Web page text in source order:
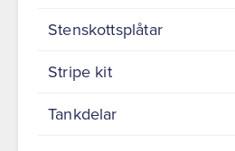
Stenskottsplåtar
Stripe kit
Tankdelar